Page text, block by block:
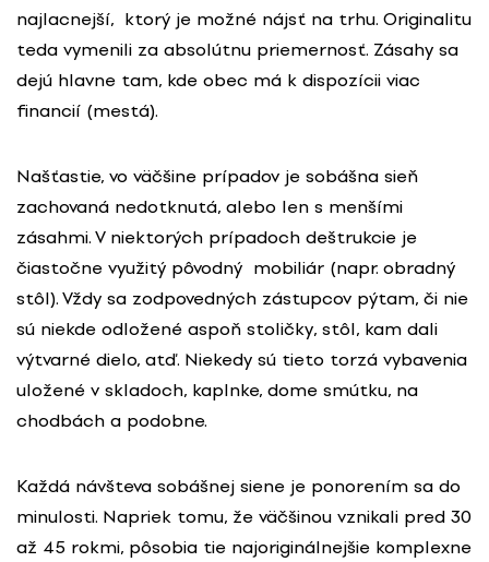
najlacnejší, ktorý je možné nájsť na trhu. Originalitu
teda vymenili za absolútnu priemernosť. Zásahy sa
dejú hlavne tam, kde obec má k dispozícii viac
financií (mestá).
Našťastie, vo väčšine prípadov je sobášna sieň
zachovaná nedotknutá, alebo len s menšími
zásahmi. V niektorých prípadoch deštrukcie je
čiastočne využitý pôvodný mobiliár (napr. obradný
stôl). Vždy sa zodpovedných zástupcov pýtam, či nie
sú niekde odložené aspoň stoličky, stôl, kam dali
výtvarné dielo, atď. Niekedy sú tieto torzá vybavenia
uložené v skladoch, kaplnke, dome smútku, na
chodbách a podobne.
Každá návšteva sobášnej siene je ponorením sa do
minulosti. Napriek tomu, že väčšinou vznikali pred 30
až 45 rokmi, pôsobia tie najoriginálnejšie komplexne